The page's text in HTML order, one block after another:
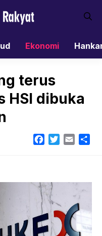
Ekonomi
terus
HSI dibuka
Facebook
TwitterEmail